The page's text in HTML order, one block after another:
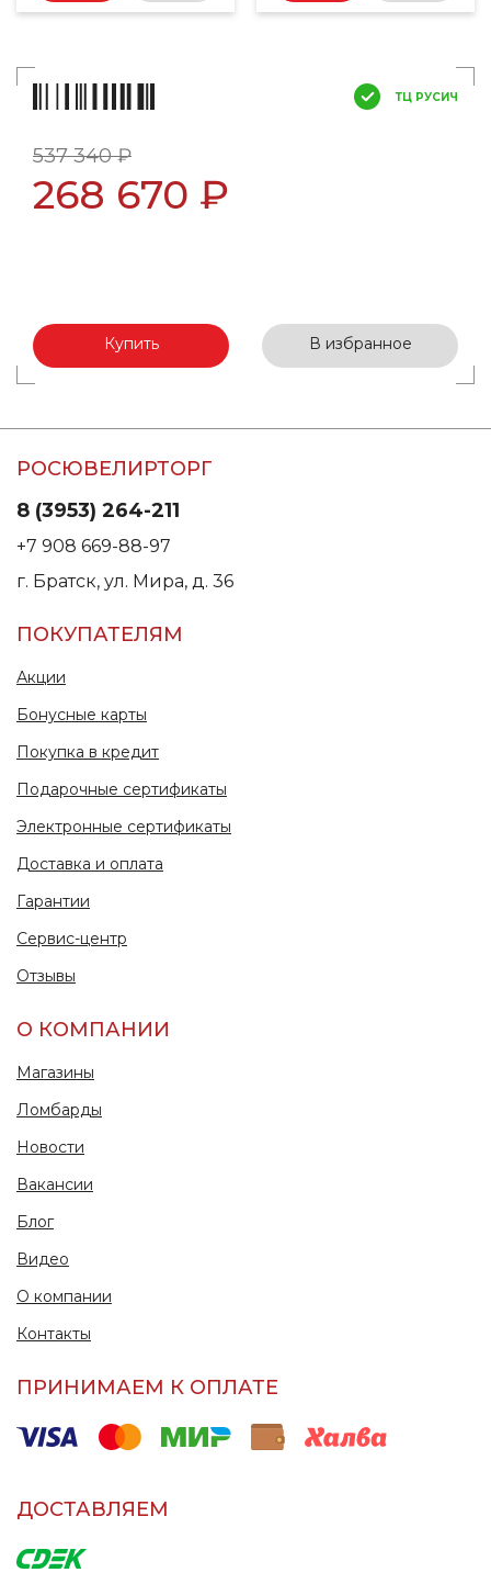
ТЦ РУСИЧ
537 340 ₽
268 670 ₽
Купить В избранное
РОСЮВЕЛИРТОРГ
8 (3953) 264-211
+7 908 669-88-97
г. Братск, ул. Мира, д. 36
ПОКУПАТЕЛЯМ
Акции
Бонусные карты
Покупка в кредит
Подарочные сертификаты
Электронные сертификаты
Доставка и оплата
Гарантии
Сервис-центр
Отзывы
О КОМПАНИИ
Магазины
Ломбарды
Новости
Вакансии
Блог
Видео
О компании
Контакты
ПРИНИМАЕМ К ОПЛАТЕ
ДОСТАВЛЯЕМ